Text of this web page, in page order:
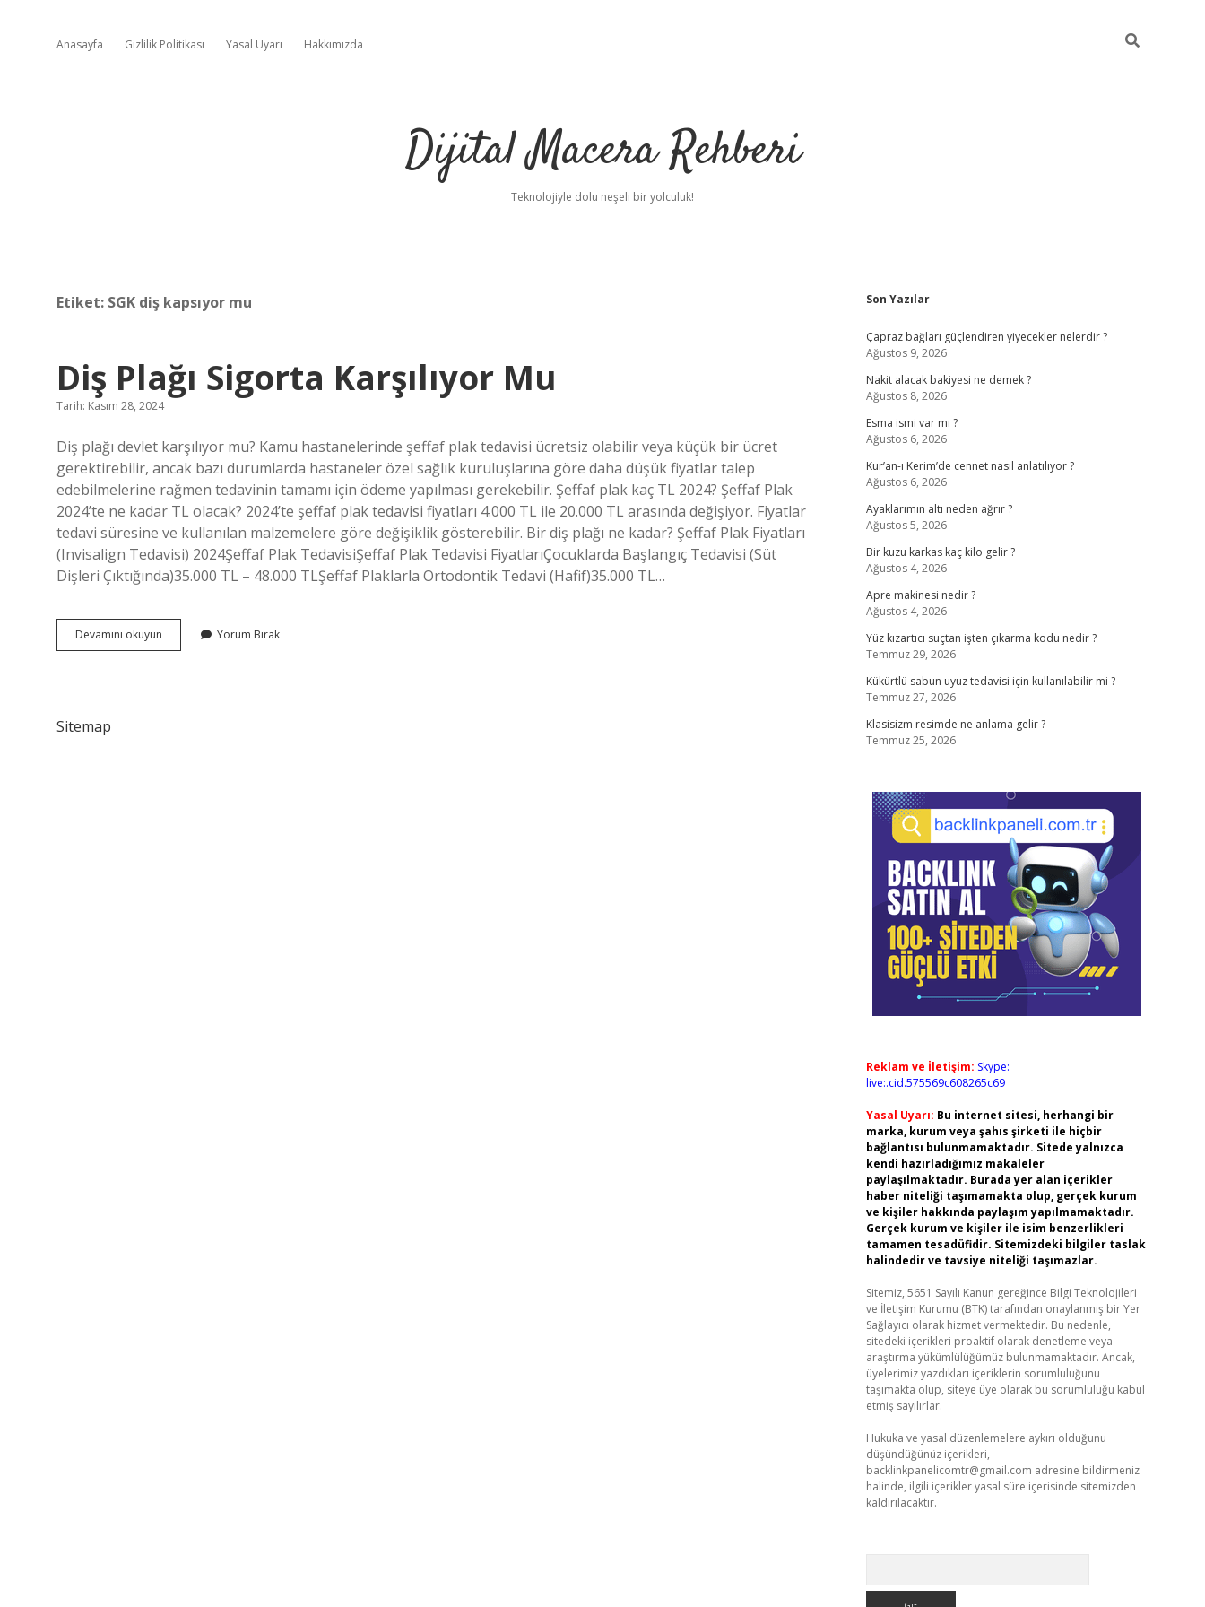
Anasayfa Gizlilik Politikası Yasal Uyarı Hakkımızda
Dijital Macera Rehberi
Teknolojiyle dolu neşeli bir yolculuk!
Etiket: SGK diş kapsıyor mu
Diş Plağı Sigorta Karşılıyor Mu
Tarih: Kasım 28, 2024
Diş plağı devlet karşılıyor mu? Kamu hastanelerinde şeffaf plak tedavisi ücretsiz olabilir veya küçük bir ücret
gerektirebilir, ancak bazı durumlarda hastaneler özel sağlık kuruluşlarına göre daha düşük fiyatlar talep
edebilmelerine rağmen tedavinin tamamı için ödeme yapılması gerekebilir. Şeffaf plak kaç TL 2024? Şeffaf Plak
2024’te ne kadar TL olacak? 2024’te şeffaf plak tedavisi fiyatları 4.000 TL ile 20.000 TL arasında değişiyor. Fiyatlar
tedavi süresine ve kullanılan malzemelere göre değişiklik gösterebilir. Bir diş plağı ne kadar? Şeffaf Plak Fiyatları
(Invisalign Tedavisi) 2024Şeffaf Plak TedavisiŞeffaf Plak Tedavisi FiyatlarıÇocuklarda Başlangıç ​​Tedavisi (Süt
Dişleri Çıktığında)35.000 TL – 48.000 TLŞeffaf Plaklarla Ortodontik Tedavi (Hafif)35.000 TL…
Devamını okuyun
Plağı
Yorum Bırak
Sitemap
Sidebar
Son Yazılar
Çapraz bağları güçlendiren yiyecekler nelerdir ?
Ağustos 9, 2026
Nakit alacak bakiyesi ne demek ?
Ağustos 8, 2026
Esma ismi var mı ?
Ağustos 6, 2026
Kur’an-ı Kerim’de cennet nasıl anlatılıyor ?
Ağustos 6, 2026
Ayaklarımın altı neden ağrır ?
Ağustos 5, 2026
Bir kuzu karkas kaç kilo gelir ?
Ağustos 4, 2026
Apre makinesi nedir ?
Ağustos 4, 2026
Yüz kızartıcı suçtan işten çıkarma kodu nedir ?
Temmuz 29, 2026
Kükürtlü sabun uyuz tedavisi için kullanılabilir mi ?
Temmuz 27, 2026
Klasisizm resimde ne anlama gelir ?
Temmuz 25, 2026
Reklam ve İletişim: Skype:
live:.cid.575569c608265c69
Yasal Uyarı: Bu internet sitesi, herhangi bir
marka, kurum veya şahıs şirketi ile hiçbir
bağlantısı bulunmamaktadır. Sitede yalnızca
kendi hazırladığımız makaleler
paylaşılmaktadır. Burada yer alan içerikler
haber niteliği taşımamakta olup, gerçek kurum
ve kişiler hakkında paylaşım yapılmamaktadır.
Gerçek kurum ve kişiler ile isim benzerlikleri
tamamen tesadüfidir. Sitemizdeki bilgiler taslak
halindedir ve tavsiye niteliği taşımazlar.
Sitemiz, 5651 Sayılı Kanun gereğince Bilgi Teknolojileri
ve İletişim Kurumu (BTK) tarafından onaylanmış bir Yer
Sağlayıcı olarak hizmet vermektedir. Bu nedenle,
sitedeki içerikleri proaktif olarak denetleme veya
araştırma yükümlülüğümüz bulunmamaktadır. Ancak,
üyelerimiz yazdıkları içeriklerin sorumluluğunu
taşımakta olup, siteye üye olarak bu sorumluluğu kabul
etmiş sayılırlar.
Hukuka ve yasal düzenlemelere aykırı olduğunu
düşündüğünüz içerikleri,
backlinkpanelicomtr@gmail.com adresine bildirmeniz
halinde, ilgili içerikler yasal süre içerisinde sitemizden
kaldırılacaktır.